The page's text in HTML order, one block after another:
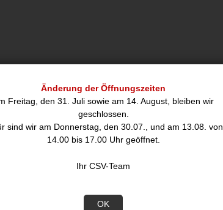
Änderung der Öffnungszeiten
Freitag, den 31. Juli sowie am 14. August, bleiben wir
geschlossen.
sind wir am Donnerstag, den 30.07., und am 13.08. von
14.00 bis 17.00 Uhr geöffnet.
Ihr CSV-Team
OK